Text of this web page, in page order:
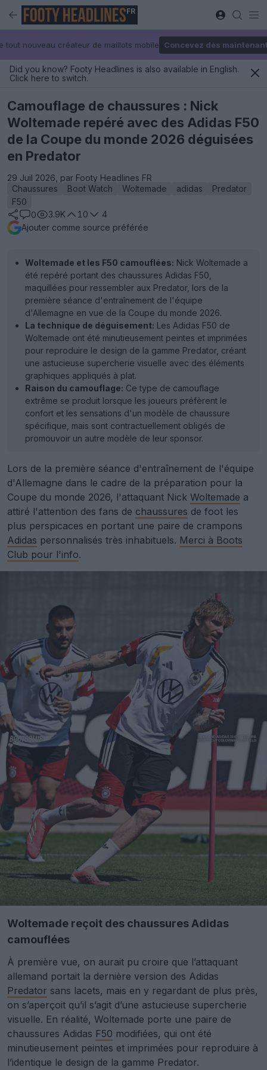
FR
tout nouveau créateur de maillots mobile Concevez dès
Did you know? Footy Headlines is also available in English.
Click here to switch.
Camouflage de chaussures : Nick
Woltemade repéré avec des Adidas F50
de la Coupe du monde 2026 déguisées
en Predator
29 Juil 2026, par Footy Headlines FR
Chaussures
Boot Watch Woltemade adidas
Predator
F50
0
3.9K 10
4
Ajouter comme source préférée
Woltemade et les F50 camouflées: Nick Woltemade a
été repéré portant des chaussures Adidas F50,
maquillées pour ressembler aux Predator, lors de la
première séance d'entraînement de l'équipe
d'Allemagne en vue de la Coupe du monde 2026.
La technique de déguisement: Les Adidas F50 de
Woltemade ont été minutieusement peintes et imprimées
pour reproduire le design de la gamme Predator, créant
une astucieuse supercherie visuelle avec des éléments
graphiques appliqués à plat.
Raison du camouflage: Ce type de camouflage
extrême se produit lorsque les joueurs préfèrent le
confort et les sensations d'un modèle de chaussure
spécifique, mais sont contractuellement obligés de
promouvoir un autre modèle de leur sponsor.
Lors de la première séance d'entraînement de l'équipe
d'Allemagne dans le cadre de la préparation pour la
Coupe du monde 2026, l'attaquant Nick Woltemade a
attiré l'attention des fans de chaussures de foot les
plus perspicaces en portant une paire de crampons
Adidas personnalisés très inhabituels. Merci à Boots
Club pour l'info.
Woltemade reçoit des chaussures Adidas
camouflées
À première vue, on aurait pu croire que l’attaquant
allemand portait la dernière version des Adidas
Predator sans lacets, mais en y regardant de plus près,
on s’aperçoit qu’il s’agit d’une astucieuse supercherie
visuelle. En réalité, Woltemade porte une paire de
chaussures Adidas F50 modifiées, qui ont été
minutieusement peintes et imprimées pour reproduire à
l’identique le design de la gamme Predator.